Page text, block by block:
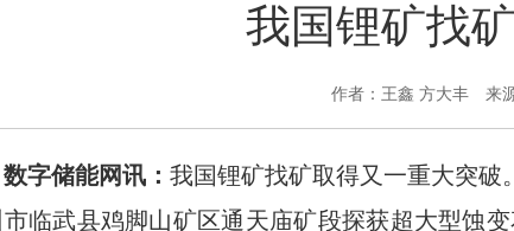
我国锂矿找
作者：王鑫 方大丰 来
数字储能网讯： 我国锂矿找矿取得又一重大突破
临武县鸡脚山矿区通天庙矿段探获超大型蚀